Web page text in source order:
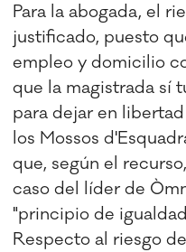
Para la abogada, el
justificado, puesto
empleo y domicilio
que la magistrada sí
para dejar en
los Mossos
que, según el
caso del líder de
"principio de
Respecto al riesgo